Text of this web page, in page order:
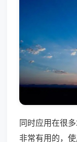
同时应用在很
非常有用的，